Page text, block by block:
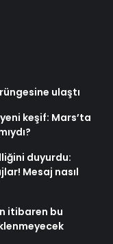
ulaştı
keşif: Mars’ta
duyurdu:
Mesaj nasıl
itibaren bu